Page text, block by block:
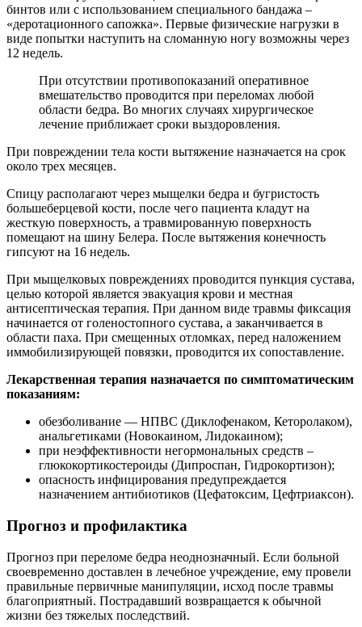
бинтов или с использованием специального бандажа –
«деротационного сапожка». Первые физические нагрузки в
виде попытки наступить на сломанную ногу возможны через
12 недель.
При отсутствии противопоказаний оперативное
вмешательство проводится при переломах любой
области бедра. Во многих случаях хирургическое
лечение приближает сроки выздоровления.
При повреждении тела кости вытяжение назначается на срок
около трех месяцев.
Спицу располагают через мыщелки бедра и бугристость
большеберцевой кости, после чего пациента кладут на
жесткую поверхность, а травмированную поверхность
помещают на шину Белера. После вытяжения конечность
гипсуют на 16 недель.
При мыщелковых повреждениях проводится пункция сустава,
целью которой является эвакуация крови и местная
антисептическая терапия. При данном виде травмы фиксация
начинается от голеностопного сустава, а заканчивается в
области паха. При смещенных отломках, перед наложением
иммобилизирующей повязки, проводится их сопоставление.
Лекарственная терапия назначается по симптоматическим
показаниям:
обезболивание — НПВС (Диклофенаком, Кеторолаком),
анальгетиками (Новокаином, Лидокаином);
при неэффективности негормональных средств –
глюкокортикостероиды (Дипроспан, Гидрокортизон);
опасность инфицирования предупреждается
назначением антибиотиков (Цефатоксим, Цефтриаксон).
Прогноз и профилактика
Прогноз при переломе бедра неоднозначный. Если больной
своевременно доставлен в лечебное учреждение, ему провели
правильные первичные манипуляции, исход после травмы
благоприятный. Пострадавший возвращается к обычной
жизни без тяжелых последствий.